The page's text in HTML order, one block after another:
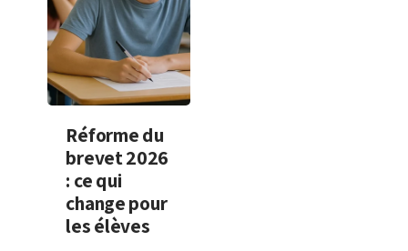
Réforme du
brevet 2026
: ce qui
change pour
les élèves